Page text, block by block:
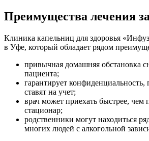
Преимущества лечения
Клиника капельниц для здоровья
в Уфе, который обладает рядом
привычная домашняя обстановка
пациента;
гарантирует конфиденциальность,
ставят на учет;
врач может приехать быстрее,
стационар;
родственники могут находиться
многих людей с алкогольной